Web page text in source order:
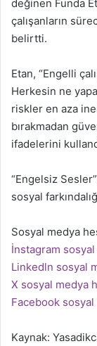
değinen Funda
çalışanların
belirtti.
Etan, “Engelli
Herkesin ne
riskler en aza
bırakmadan
ifadelerini
“Engelsiz Sesler”
sosyal
Sosyal medya
İnstagram sosyal
Linkedln sosyal
X sosyal medya
Facebook sosyal
Kaynak: